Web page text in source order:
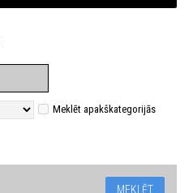
Meklēt apakškategorijās